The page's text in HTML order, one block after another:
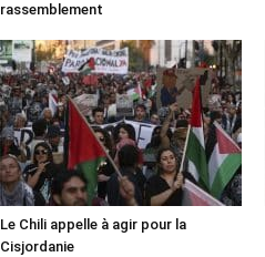
rassemblement
Le Chili appelle à agir pour la
Cisjordanie